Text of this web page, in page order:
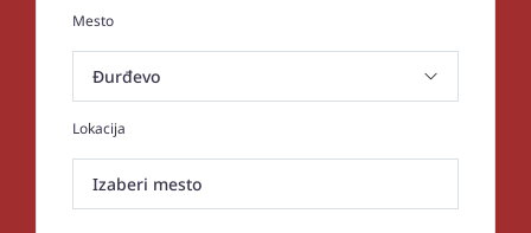
Mesto
Lokacija
Izaberi mesto